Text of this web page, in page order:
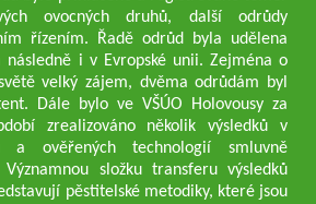
ovocných druhů, další odrůdy
řízením. Řadě odrůd byla udělena
následně i v Evropské unii. Zejména o
velký zájem, dvěma odrůdám byl
Dále bylo ve VŠÚO Holovousy za
zrealizováno několik výsledků v
a ověřených technologií smluvně
složku transferu výsledků
pěstitelské metodiky, které jsou